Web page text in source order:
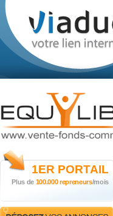
1ER PORTAIL
Plus de 100.000 repreneurs/mois